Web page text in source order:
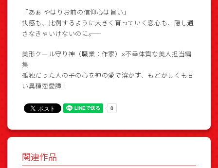
「あぁ やはりお前の信仰心は旨い」
快感も、比例するように大きく育っていく恋心も、隠し通
さなきゃいけないのに――。
美形クール守り神（職業：作家）×不幸体質な美人担当編
集
孤独だった人の子の心を神の愛で溶かす、もどかしくも甘
い異種恋愛譚！
関連作品